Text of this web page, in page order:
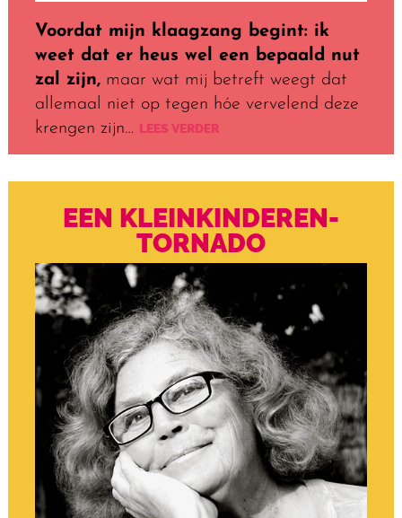
Voordat mijn klaagzang begint: ik
weet dat er heus wel een bepaald nut
zal zijn,maar wat mij betreft weegt dat
allemaal niet op tegen hóe vervelend deze
krengen zijn… LEES VERDER
EEN KLEINKINDEREN-
TORNADO